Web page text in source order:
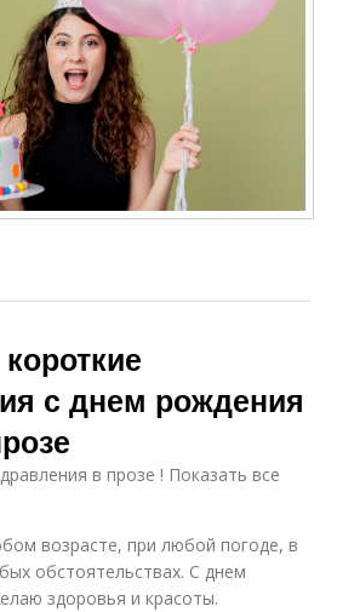
с днем рождения
в прозе ! Показать все
возрасте, при любой погоде, в
обстоятельствах. С днем
здоровья и красоты.